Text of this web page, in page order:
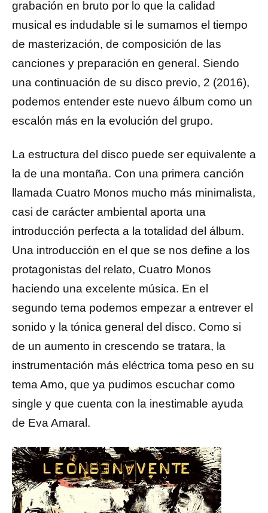
grabación en bruto por lo que la calidad
musical es indudable si le sumamos el tiempo
de masterización, de composición de las
canciones y preparación en general. Siendo
una continuación de su disco previo, 2 (2016),
podemos entender este nuevo álbum como un
escalón más en la evolución del grupo.
La estructura del disco puede ser equivalente a
la de una montaña. Con una primera canción
llamada Cuatro Monos mucho más minimalista,
casi de carácter ambiental aporta una
introducción perfecta a la totalidad del álbum.
Una introducción en el que se nos define a los
protagonistas del relato, Cuatro Monos
haciendo una excelente música. En el
segundo tema podemos empezar a entrever el
sonido y la tónica general del disco. Como si
de un aumento in crescendo se tratara, la
instrumentación más eléctrica toma peso en su
tema Amo, que ya pudimos escuchar como
single y que cuenta con la inestimable ayuda
de Eva Amaral.